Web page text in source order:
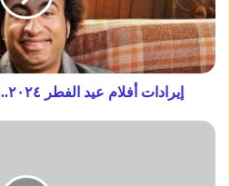
إيرادات أفلام عيد الفطر ٢٠٢٤..صدمة لمُنتج هذا الفيلم